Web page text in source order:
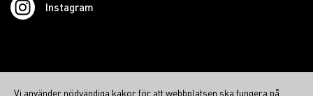
Instagram
Vi använder nödvändiga kakor för att webbplatsen ska fungera på